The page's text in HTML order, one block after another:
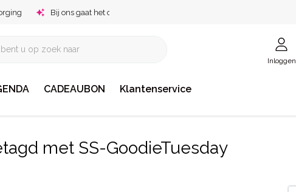
Bij ons gaat het om jou!
Inloggen
CADEAUBON Klantenservice
met SS-GoodieTuesday